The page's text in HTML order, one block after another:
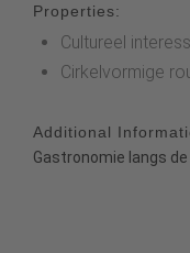
Properties:
Cultureel
Cirkelvormige
Additional
Gastronomie langs